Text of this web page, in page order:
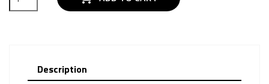
Description